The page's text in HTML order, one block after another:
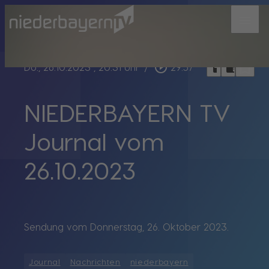
Do., 26.10.2023, 20:31 Uhr / play_circle_outline 29:57 headphoneschrome_reader_modebookmark_border
NIEDERBAYERN TV
Journal vom
26.10.2023
Sendung vom Donnerstag, 26. Oktober 2023.
Journal Nachrichten
niederbayern